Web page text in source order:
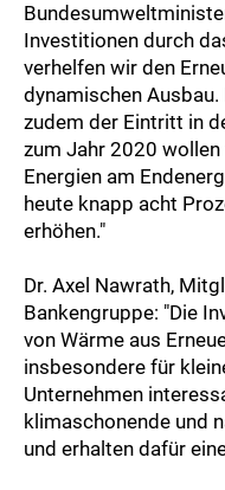
Investitionen durch
verhelfen wir den
dynamischen
zudem der Eintritt in
zum Jahr 2020
Energien am
heute knapp acht
erhöhen."
Dr. Axel Nawrath,
Bankengruppe: "Die
von Wärme aus
insbesondere für
Unternehmen
klimaschonende und
und erhalten dafür